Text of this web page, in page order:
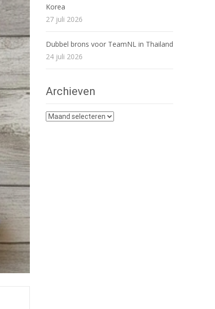
Korea
27 juli 2026
Dubbel brons voor TeamNL in Thailand
24 juli 2026
Archieven
Archieven